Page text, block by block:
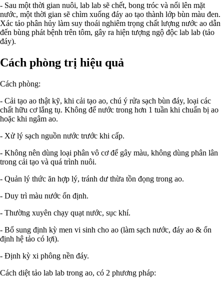
- Sau một thời gian nuôi, lab lab sẽ chết, bong tróc và nổi lên mặt
nước, một thời gian sẽ chìm xuống đáy ao tạo thành lớp bùn màu đen.
Xác tảo phân hủy làm suy thoái nghiêm trọng chất lượng nước ao dẫn
đến bùng phát bệnh trên tôm, gây ra hiện tượng ngộ độc lab lab (tảo
đáy).
Cách phòng trị hiệu quả
Cách phòng:
- Cải tạo ao thật kỹ, khi cải tạo ao, chú ý rửa sạch bùn đáy, loại các
chất hữu cơ lắng tụ. Không để nước trong hơn 1 tuần khi chuẩn bị ao
hoặc khi ngâm ao.
- Xử lý sạch nguồn nước trước khi cấp.
- Không nên dùng loại phân vô cơ để gây màu, không dùng phân lân
trong cải tạo và quá trình nuôi.
- Quản lý thức ăn hợp lý, tránh dư thừa tồn đọng trong ao.
- Duy trì màu nước ổn định.
- Thường xuyên chạy quạt nước, sục khí.
- Bổ sung định kỳ men vi sinh cho ao (làm sạch nước, đáy ao & ổn
định hệ tảo có lợi).
- Định kỳ xi phông nền đáy.
Cách diệt tảo lab lab trong ao, có 2 phương pháp: